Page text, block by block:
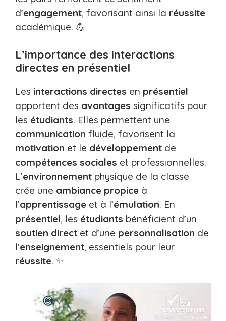
d’engagement, favorisant ainsi la réussite
académique. 💪
L’importance des interactions
directes en présentiel
Les interactions directes en présentiel
apportent des avantages significatifs pour
les étudiants. Elles permettent une
communication fluide, favorisent la
motivation et le développement de
compétences sociales et professionnelles.
L’environnement physique de la classe
crée une ambiance propice à
l’apprentissage et à l’émulation. En
présentiel, les étudiants bénéficient d’un
soutien direct et d’une personnalisation de
l’enseignement, essentiels pour leur
réussite. ✨